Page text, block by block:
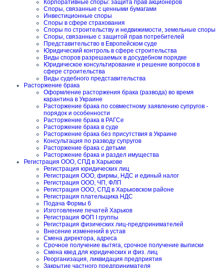
Корпоративные споры: защита прав акционеров
Споры, связанные с ценными бумагами
Инвестиционные споры
Споры в сфере страхования
Споры по строительству и недвижимости, земельные споры
Споры, связанные с защитой прав потребителей
Представительство в Европейском суде
Юридический контроль в сфере строительства
Виды споров разрешаемых в досудебном порядке
Юридическое консультирование и решение вопросов в
сфере строительства
Виды судебного представительства
Расторжение брака
Оформление расторжения брака (развода) во время
карантина в Украине
Расторжение брака по совместному заявлению супругов -
порядок и особенности
Расторжение брака в РАГСе
Расторжение брака в суде
Расторжение брака без присутствия в Украине
Консультация по разводу супругов
Расторжение брака с детьми
Расторжение брака и раздел имущества
Регистрация ООО, СПД в Харькове
Регистрация юридических лиц
Регистрация ООО, фирмы, НДС и единый налог
Регистрация ООО, ЧП, ФЛП
Регистрация ООО, СПД в Харьковском районе
Регистрация плательщика НДС
Подача Формы 6
Изготовление печатей Харьков
Регистрация ФОП I группы
Регистрация физических лиц-предпринимателей
Внесение изменений в устав
Смена директора, адреса
Срочное получение вытяга, срочное получение выписки
Смена квед для юридических и физ. лиц
Реорганизация, ликвидация предприятия
Закрытие частного предпринимателя